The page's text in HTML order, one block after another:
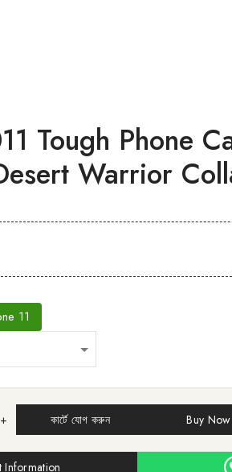
Tough Phone
Warrior
11
+ কার্টে যোগ করুন Buy Now
Information